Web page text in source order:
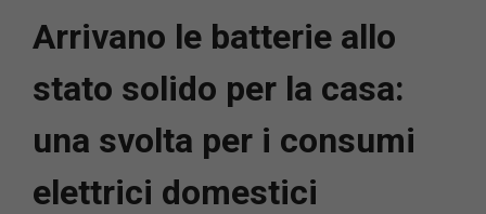
Arrivano le batterie allo
stato solido per la casa:
una svolta per i consumi
elettrici domestici